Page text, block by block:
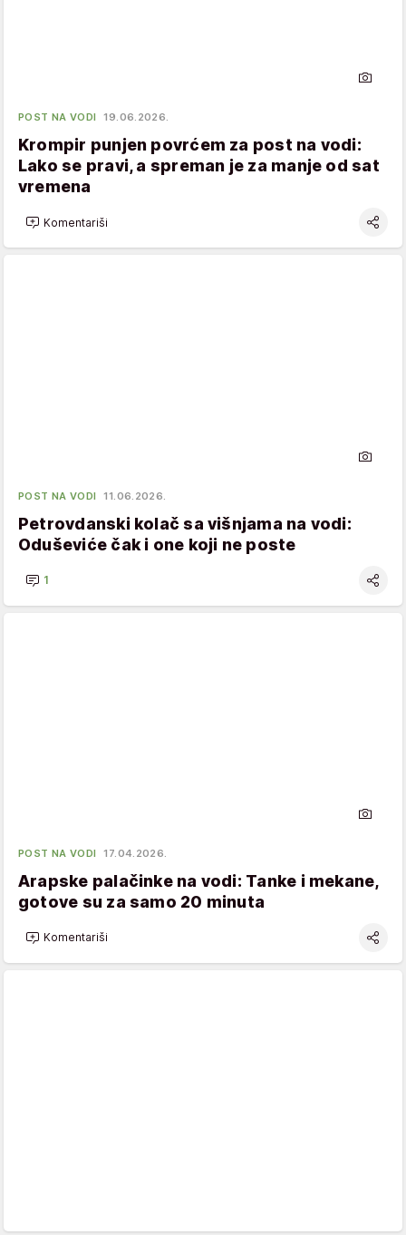
POST NA VODI 19.06.2026.
Krompir punjen povrćem za post na vodi:
Lako se pravi, a spreman je za manje od sat
vremena
Komentariši
POST NA VODI 11.06.2026.
Petrovdanski kolač sa višnjama na vodi:
Oduševiće čak i one koji ne poste
1
POST NA VODI 17.04.2026.
Arapske palačinke na vodi: Tanke i mekane,
gotove su za samo 20 minuta
Komentariši